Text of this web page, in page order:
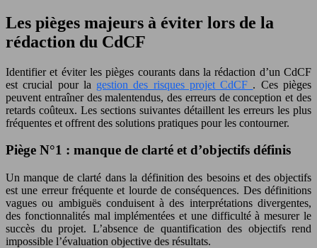
Les pièges majeurs à éviter lors de la
rédaction du CdCF
Identifier et éviter les pièges courants dans la rédaction d’un CdCF
est crucial pour la gestion des risques projet CdCF . Ces pièges
peuvent entraîner des malentendus, des erreurs de conception et des
retards coûteux. Les sections suivantes détaillent les erreurs les plus
fréquentes et offrent des solutions pratiques pour les contourner.
Piège N°1 : manque de clarté et d’objectifs définis
Un manque de clarté dans la définition des besoins et des objectifs
est une erreur fréquente et lourde de conséquences. Des définitions
vagues ou ambiguës conduisent à des interprétations divergentes,
des fonctionnalités mal implémentées et une difficulté à mesurer le
succès du projet. L’absence de quantification des objectifs rend
impossible l’évaluation objective des résultats.